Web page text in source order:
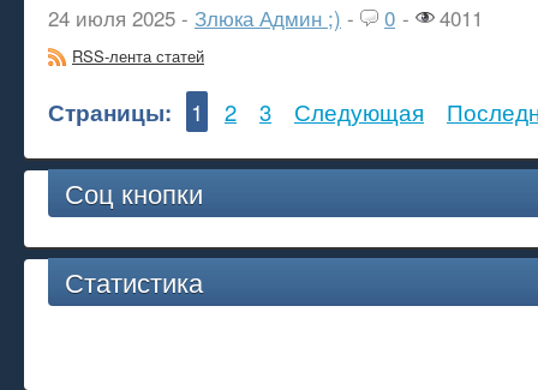
24 июля 2025 - Злюка Админ ;) - 0 - 4011
RSS-лента статей
Страницы: 1 2 3 Следующая
Соц кнопки
Статистика